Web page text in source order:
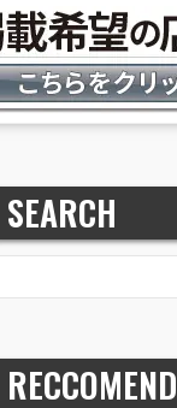
SEARCH
RECCOMEND